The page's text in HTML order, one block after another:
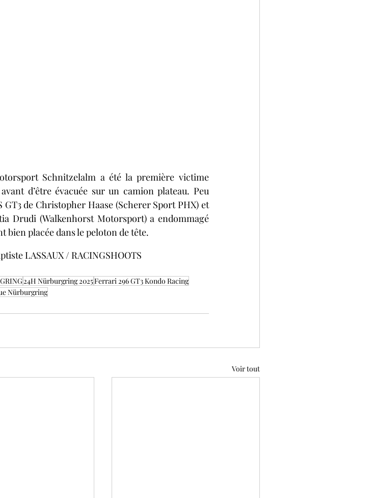
Schnitzelalm a été la première victime
d’être évacuée sur un camion plateau. Peu
GT3 de Christopher Haase (Scherer Sport PHX) et
Drudi (Walkenhorst Motorsport) a endommagé
placée dans le peloton de tête.
LASSAUX / RACINGSHOOTS
24H Nürburgring 2025Ferrari 296 GT3 Kondo Racing
Nürburgring
Voir tout